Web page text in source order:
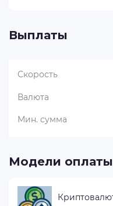
Выплаты
Скорость
Валюта
Мин. сумма
Модели оплаты